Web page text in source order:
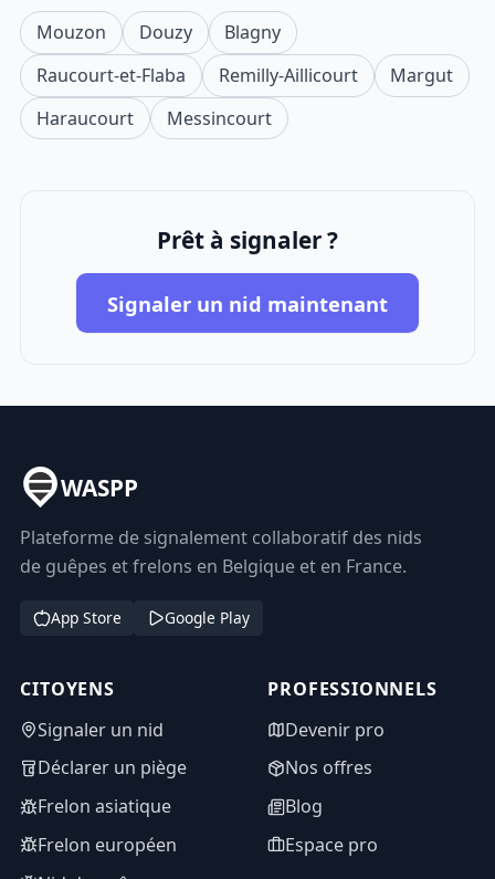
Mouzon Douzy
Blagny
Raucourt-et-Flaba
Remilly-Aillicourt
Margut
Haraucourt
Messincourt
Prêt à signaler ?
Signaler un nid maintenant
WASPP
Plateforme de signalement collaboratif des nids
de guêpes et frelons en Belgique et en France.
App Store Google Play
CITOYENS
Signaler un nid
Déclarer un piège
Frelon asiatique
Frelon européen
PROFESSIONNELS
Devenir pro
Nos offres
Blog
Espace pro